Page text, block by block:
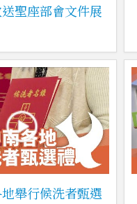
聖座部會文件展
舉行候洗者甄選